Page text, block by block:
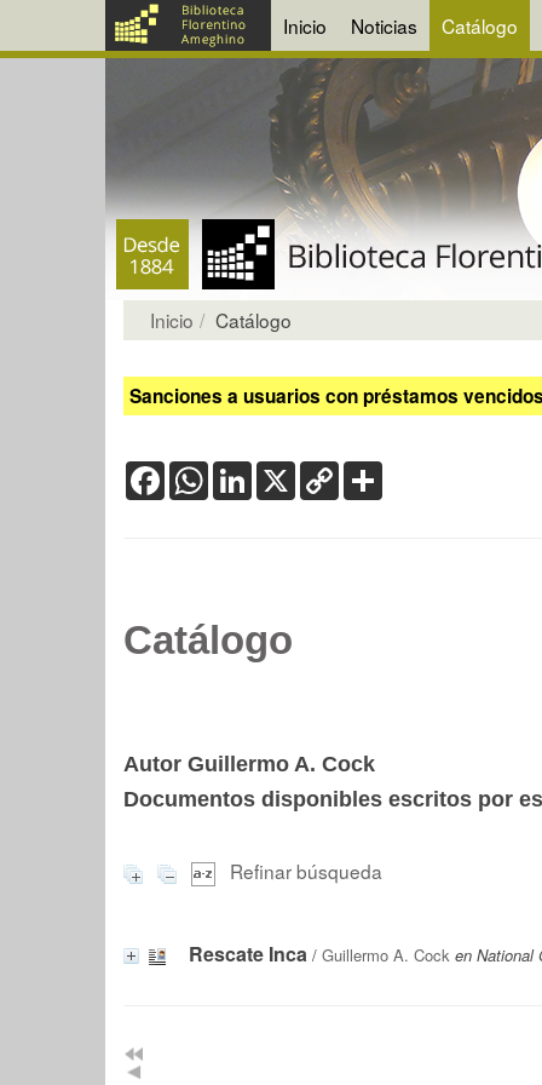
Inicio Noticias Catálogo
Inicio Catálogo
Sanciones a usuarios con préstamos
FacebookWhatsApp
LinkedIn
X Copy
Link
Catálogo
Autor Guillermo A. Cock
Documentos disponibles escritos por
Refinar búsqueda
Rescate Inca / Guillermo A. Cock en National